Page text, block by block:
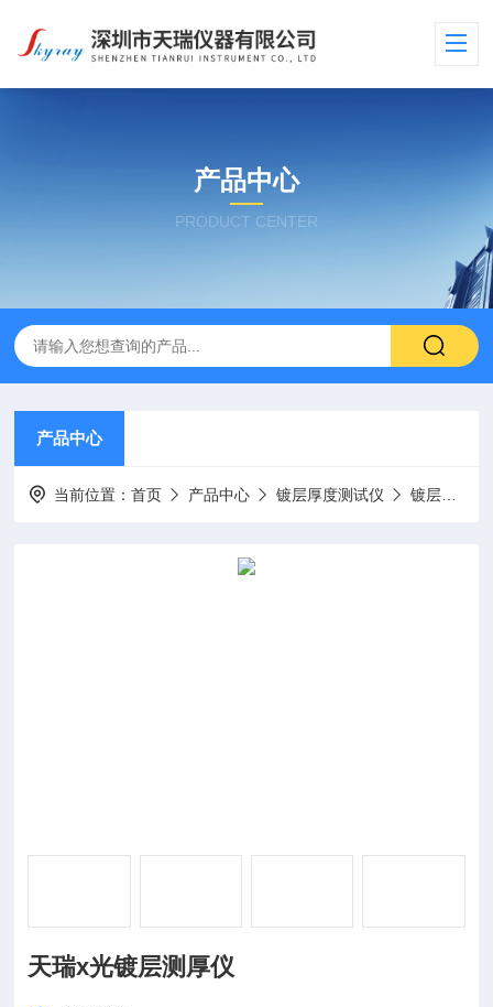
产品中心
PRODUCT CENTER
产品中心
当前位置：首页 产品中心 镀层厚度测试仪 镀层测厚仪
天瑞x光镀层测厚仪